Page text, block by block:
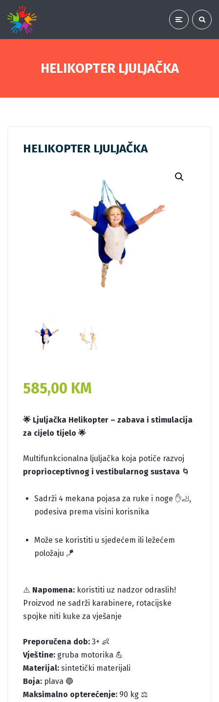
HELIKOPTER LJULJAČKA
HELIKOPTER LJULJAČKA
585,00 KM
🌟 Ljuljačka Helikopter – zabava i stimulacija
za cijelo tijelo 🌟
Multifunkcionalna ljuljačka koja potiče razvoj
proprioceptivnog i vestibularnog sustava 🌀
Sadrži 4 mekana pojasa za ruke i noge ✋🦶,
podesiva prema visini korisnika
Može se koristiti u sjedećem ili ležećem
položaju 🪁
⚠️ Napomena: koristiti uz nadzor odraslih!
Proizvod ne sadrži karabinere, rotacijske
spojke niti kuke za vješanje
Preporučena dob: 3+ 👶
Vještine: gruba motorika 💪
Materijal: sintetički materijali
Boja: plava 🔵
Maksimalno opterećenje: 90 kg ⚖️